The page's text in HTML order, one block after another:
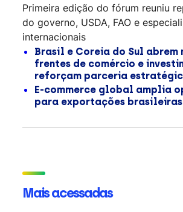
Primeira edição do fórum reuniu
do governo, USDA, FAO e
internacionais
Brasil e Coreia do Sul abrem
frentes de comércio e
reforçam parceria
E-commerce global amplia
para exportações brasileiras
Mais acessadas